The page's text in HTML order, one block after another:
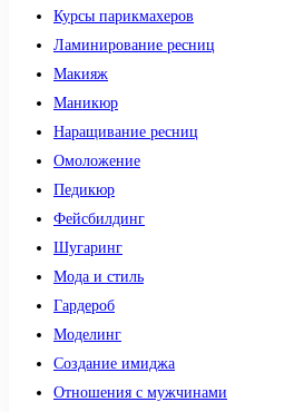
Курсы парикмахеров
Ламинирование ресниц
Макияж
Маникюр
Наращивание ресниц
Омоложение
Педикюр
Фейсбилдинг
Шугаринг
Мода и стиль
Гардероб
Моделинг
Создание имиджа
Отношения с мужчинами